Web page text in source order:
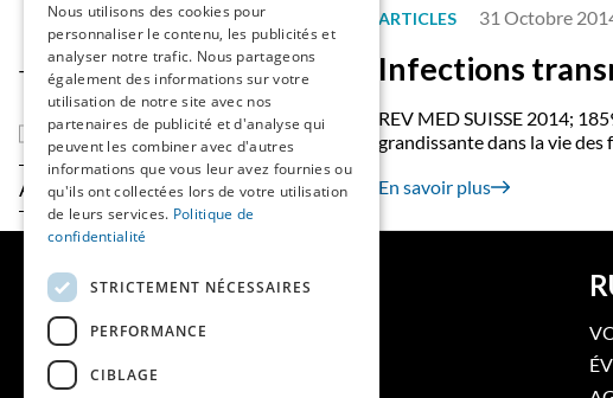
Type de contenu
Articles
Année
ARTICLES 31 Octobre
Infections
REV MED SUISSE 2014;
grandissante dans la vie
En savoir plus
MAINS LIBRES
QUI SOMMES-NOUS
PUBLIER DANS LA REVUE
Nous utilisons des cookies pour
personnaliser le contenu, les publicités et
analyser notre trafic. Nous partageons
également des informations sur votre
utilisation de notre site avec nos
partenaires de publicité et d'analyse qui
peuvent les combiner avec d'autres
informations que vous leur avez fournies ou
qu'ils ont collectées lors de votre utilisation
de leurs services. Politique de
confidentialité
STRICTEMENT NÉCESSAIRES
PERFORMANCE
CIBLAGE